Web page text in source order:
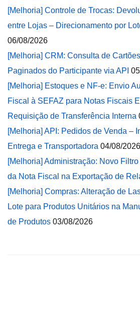
[Melhoria] Controle de Trocas:
entre Lojas – Direcionamento por
06/08/2026
[Melhoria] CRM: Consulta de
Paginados do Participante via API
[Melhoria] Estoques e NF-e: Envio
Fiscal à SEFAZ para Notas Fiscais
Requisição de Transferência Interna
[Melhoria] API: Pedidos de Venda –
Entrega e Transportadora 04/08/2026
[Melhoria] Administração: Novo
da Nota Fiscal na Exportação de
[Melhoria] Compras: Alteração de
Lote para Produtos Unitários na
de Produtos 03/08/2026